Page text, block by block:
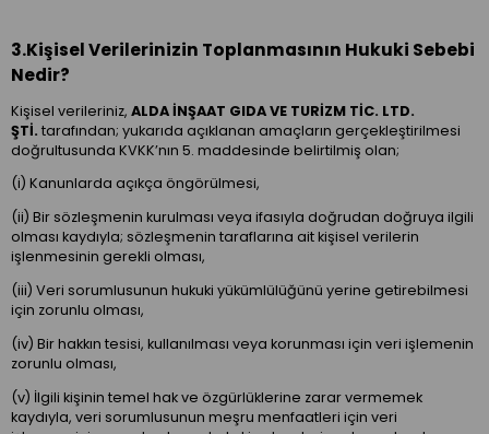
3.Kişisel Verilerinizin Toplanmasının Hukuki Sebebi
Nedir?
Kişisel verileriniz, ALDA İNŞAAT GIDA VE TURİZM TİC. LTD.
ŞTİ. tarafından; yukarıda açıklanan amaçların gerçekleştirilmesi
doğrultusunda KVKK’nın 5. maddesinde belirtilmiş olan;
(i) Kanunlarda açıkça öngörülmesi,
(ii) Bir sözleşmenin kurulması veya ifasıyla doğrudan doğruya ilgili
olması kaydıyla; sözleşmenin taraflarına ait kişisel verilerin
işlenmesinin gerekli olması,
(iii) Veri sorumlusunun hukuki yükümlülüğünü yerine getirebilmesi
için zorunlu olması,
(iv) Bir hakkın tesisi, kullanılması veya korunması için veri işlemenin
zorunlu olması,
(v) İlgili kişinin temel hak ve özgürlüklerine zarar vermemek
kaydıyla, veri sorumlusunun meşru menfaatleri için veri